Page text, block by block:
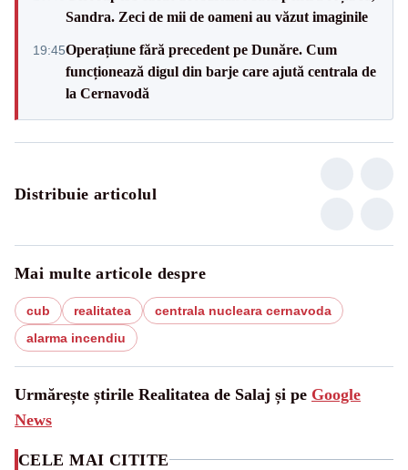
Sandra. Zeci de mii de oameni au văzut imaginile
19:45Operațiune fără precedent pe Dunăre. Cum
funcționează digul din barje care ajută centrala de
la Cernavodă
Distribuie articolul
Mai multe articole despre
cub realitatea
centrala nucleara cernavoda
alarma incendiu
Urmărește știrile Realitatea de Salaj și pe Google
News
CELE MAI CITITE